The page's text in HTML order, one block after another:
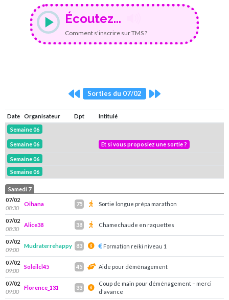
Écoutez...
Comment s'inscrire sur TMS ?
Sorties du 07/02
Date Organisateur Dpt
Intitulé
Semaine 06
Semaine 06 Et si vous proposiez une sortie ?
Semaine 06
Semaine 06
Samedi 7
07/02
08:30
Oihana 75 Sortie longue prépa marathon
07/02
08:30
Alice38 38 Chamechaude en raquettes
07/02
09:00
Mudraterrehappy 83 Formation reiki niveau 1
07/02
09:00
Soleilcl45 45 Aide pour déménagement
07/02
09:00
Florence_131 33
Coup de main pour déménagement – merci
d'avance